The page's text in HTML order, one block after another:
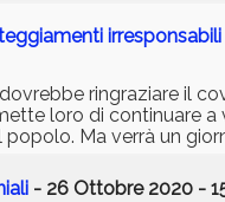
irresponsabili
ringraziare il
loro di continuare
Ma verrà un
- 26 Ottobre 2020 -